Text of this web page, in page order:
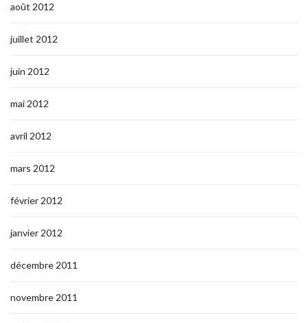
août 2012
juillet 2012
juin 2012
mai 2012
avril 2012
mars 2012
février 2012
janvier 2012
décembre 2011
novembre 2011